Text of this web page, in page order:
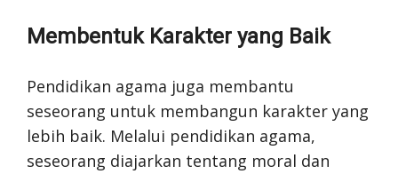
Membentuk Karakter yang Baik
Pendidikan agama juga membantu
seseorang untuk membangun karakter yang
lebih baik. Melalui pendidikan agama,
seseorang diajarkan tentang moral dan